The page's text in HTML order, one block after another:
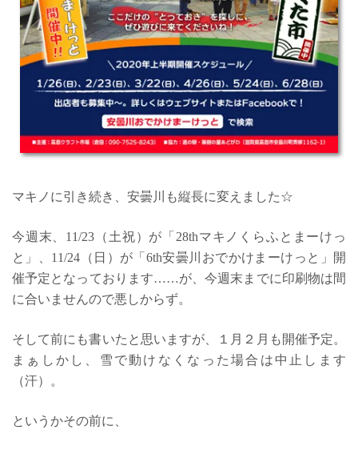
マキノに引き続き、安曇川も縦長に変えました☆
今週末、11/23（土祝）が「28thマキノくらふとまーけっ
と」、11/24（日）が「6th安曇川おでかけまーけっと」開
催予定となっております……が、今週末までに印刷物は間
に合いませんので悪しからず。
そして前にも書いたと思いますが、１月２月も開催予定。
まぁしかし、雪で動けなくなった場合は中止します
（汗）。
というかその前に、